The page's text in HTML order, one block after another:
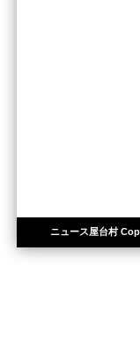
ニュース屋台村